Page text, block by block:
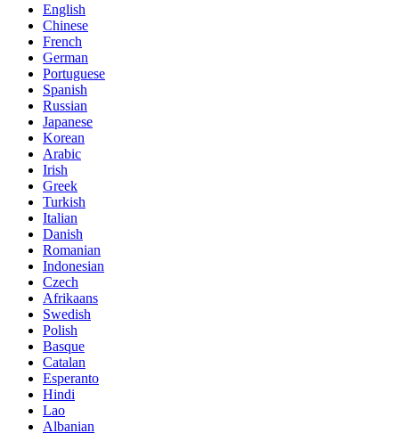
English
Chinese
French
German
Portuguese
Spanish
Russian
Japanese
Korean
Arabic
Irish
Greek
Turkish
Italian
Danish
Romanian
Indonesian
Czech
Afrikaans
Swedish
Polish
Basque
Catalan
Esperanto
Hindi
Lao
Albanian